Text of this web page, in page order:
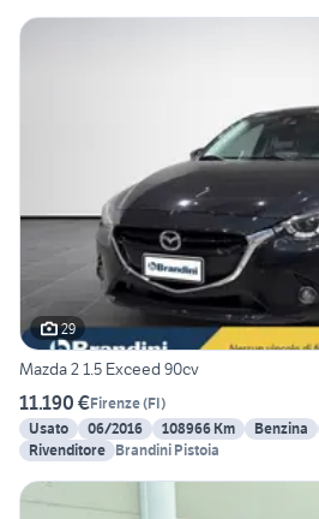
29
Mazda 2 1.5 Exceed 90cv
11.190 €Firenze(FI)
Usato
06/2016 108966 Km Benzina
Rivenditore Brandini Pistoia